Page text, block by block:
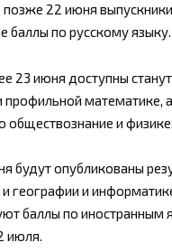
22 июня
баллы по русскому языку.
23 июня доступны
профильной математике,
обществознание и физике.
будут опубликованы
и географии и
баллы по иностранным
июля.